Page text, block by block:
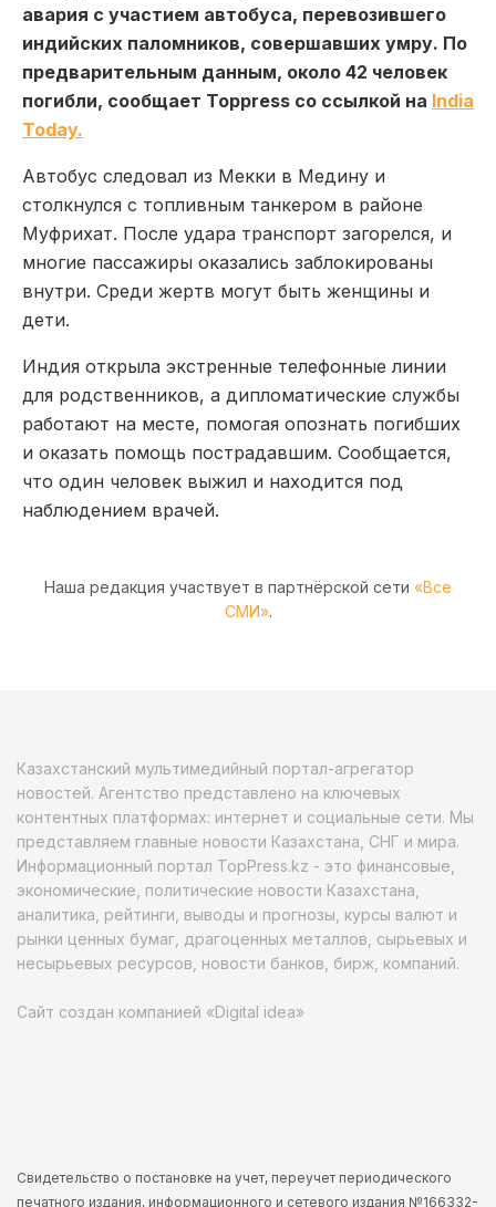
авария с участием автобуса, перевозившего
индийских паломников, совершавших умру. По
предварительным данным, около 42 человек
погибли, сообщает Toppress со ссылкой на India
Today.
Автобус следовал из Мекки в Медину и
столкнулся с топливным танкером в районе
Муфрихат. После удара транспорт загорелся, и
многие пассажиры оказались заблокированы
внутри. Среди жертв могут быть женщины и
дети.
Индия открыла экстренные телефонные линии
для родственников, а дипломатические службы
работают на месте, помогая опознать погибших
и оказать помощь пострадавшим. Сообщается,
что один человек выжил и находится под
наблюдением врачей.
Наша редакция участвует в партнёрской сети «Все
СМИ».
Казахстанский мультимедийный портал-агрегатор
новостей. Агентство представлено на ключевых
контентных платформах: интернет и социальные сети. Мы
представляем главные новости Казахстана, СНГ и мира.
Информационный портал TopPress.kz - это финансовые,
экономические, политические новости Казахстана,
аналитика, рейтинги, выводы и прогнозы, курсы валют и
рынки ценных бумаг, драгоценных металлов, сырьевых и
несырьевых ресурсов, новости банков, бирж, компаний.
Сайт создан компанией «Digital idea»
Свидетельство о постановке на учет, переучет периодического
печатного издания, информационного и сетевого издания №166332-